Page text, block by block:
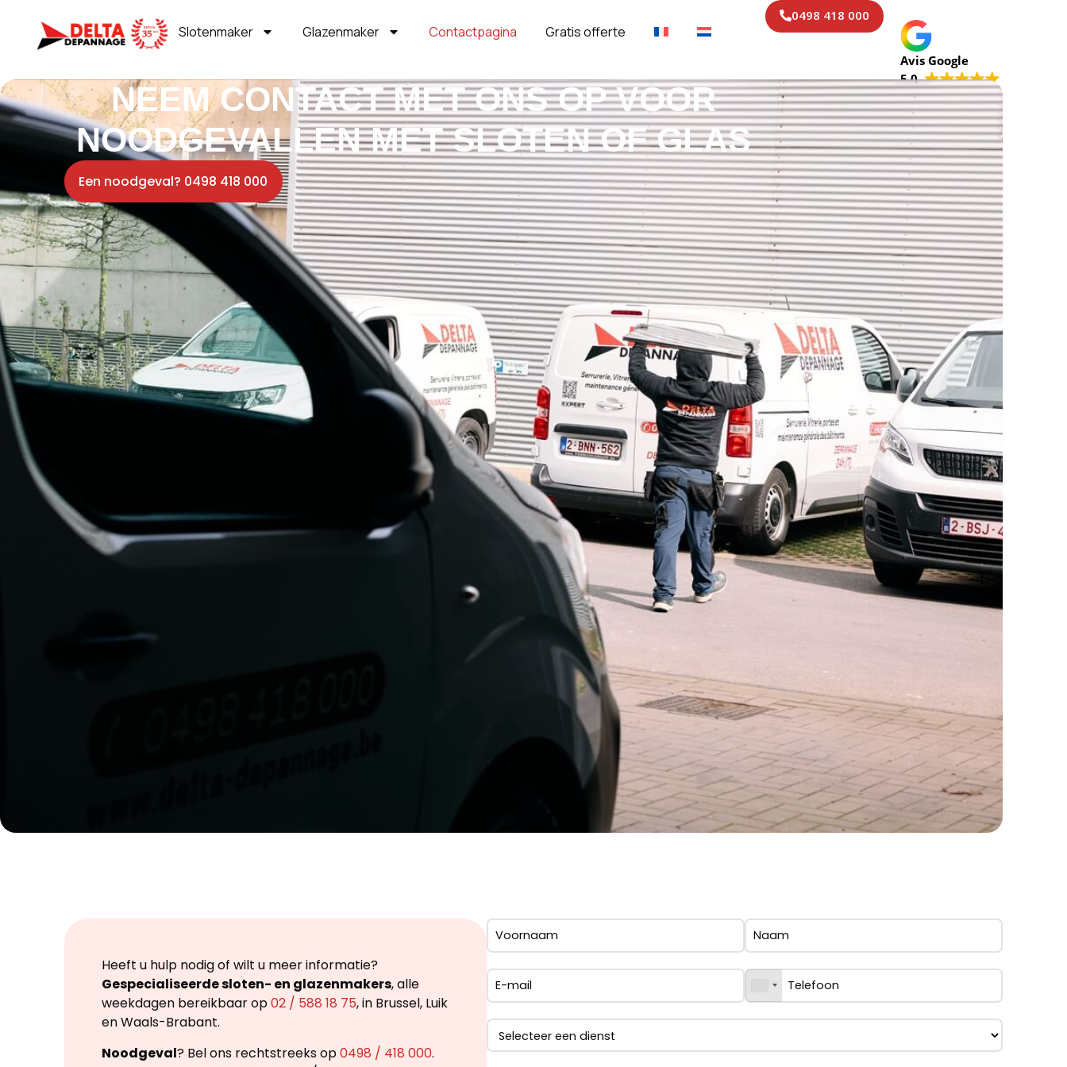
Slotenmaker Glazenmaker Contactpagina Gratis offerte
0498 418 000
Avis Google
5.0
NEEM CONTACT MET ONS OP VOOR
NOODGEVALLEN MET SLOTEN OF GLAS
Een noodgeval? 0498 418 000
Heeft u hulp nodig of wilt u meer informatie?
Gespecialiseerde sloten- en glazenmakers, alle
weekdagen bereikbaar op02 / 588 18 75, in Brussel, Luik
en Waals-Brabant.
Noodgeval? Bel ons rechtstreeks op0498 / 418 000.